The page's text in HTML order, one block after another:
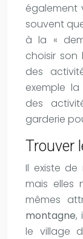
également
souvent
à la «
choisir
des
exemple
des
garderie
Trouver
Il existe de
mais elles
mêmes
montagne,
le village